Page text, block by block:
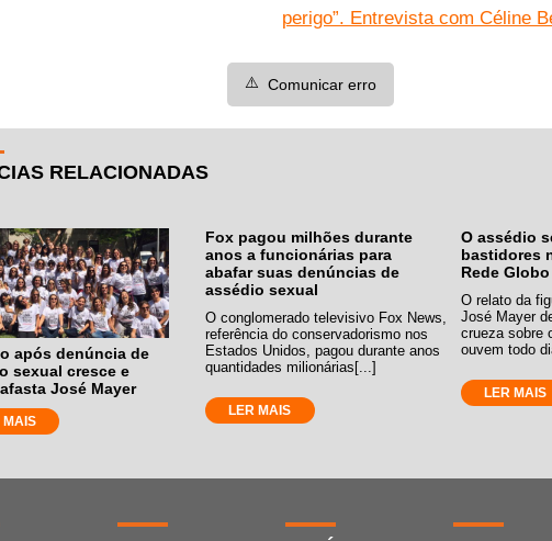
perigo”. Entrevista com Céline
⚠️ Comunicar erro
RELACIONADAS
após denúncia de
sexual cresce e
José Mayer
MAIS
Fox pagou milhões durante
anos a funcionárias para
abafar suas denúncias de
assédio sexual
O conglomerado televisivo Fox News,
referência do conservadorismo nos
Estados Unidos, pagou durante anos
quantidades milionárias[...]
LER MAIS
O assédio
bastidores
Rede Globo
O relato da
José Mayer
crueza sobre
ouvem todo
LER MAIS